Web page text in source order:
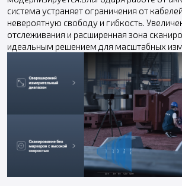
система устраняет ограничения от
невероятную свободу и гибкость.
отслеживания и расширенная зона
идеальным решением для масштабных